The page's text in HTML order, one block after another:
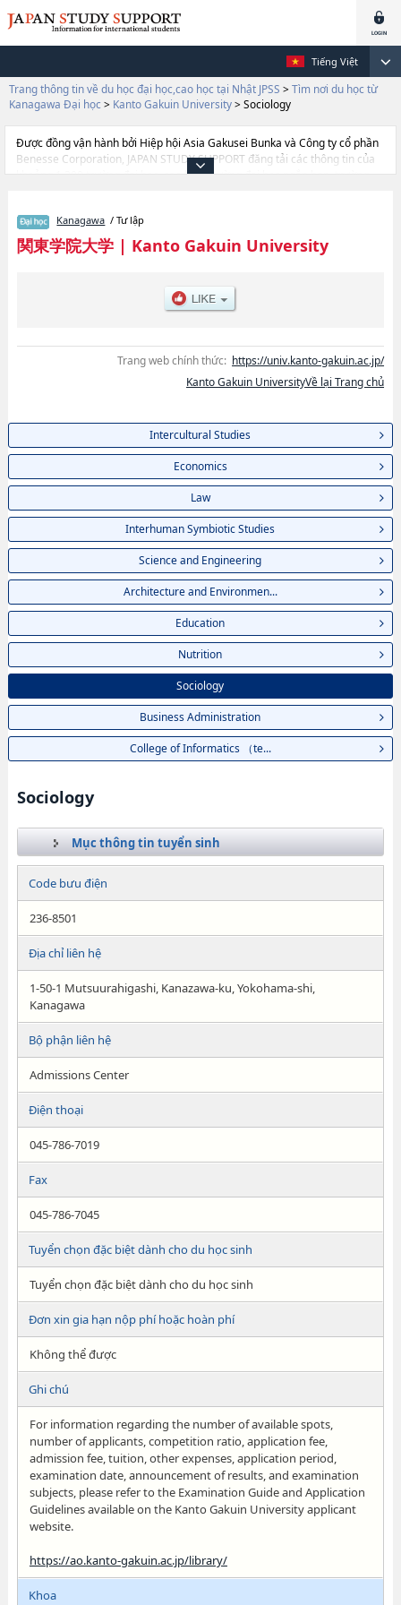
Tiếng Việt
Trang thông tin về du học đại học,cao học tại Nhật JPSS > Tìm nơi du học từ
Kanagawa Đại học > Kanto Gakuin University> Sociology
Được đồng vận hành bởi Hiệp hội Asia Gakusei Bunka và Công ty cổ phần
Benesse Corporation, JAPAN STUDY SUPPORT đăng tải các thông tin của
khoảng 1.300 trường đại học, cao học, trường đại học ngắn hạn, trường
tin cần thiết dành cho du học sinh, như là về các Ngành Intercultural
StudieshoặcNgành EconomicshoặcNgành LawhoặcNgành Interhuman
Symbiotic StudieshoặcNgành Science and EngineeringhoặcNgành
NutritionhoặcNgành SociologyhoặcNgành Business
AdministrationhoặcNgành College of Informatics （tentative）, thông tin
Kanagawa / Tư lập
関東学院大学| Kanto Gakuin University
Trang web chính thức: https://univ.kanto-gakuin.ac.jp/
Kanto Gakuin UniversityVề lại Trang chủ
Intercultural Studies
Economics
Law
Interhuman Symbiotic Studies
Science and Engineering
Architecture and Environmen...
Education
Nutrition
Sociology
Business Administration
College of Informatics （te...
Sociology
Mục thông tin tuyển sinh
Code bưu điện
236-8501
Địa chỉ liên hệ
1-50-1 Mutsuurahigashi, Kanazawa-ku, Yokohama-shi,
Kanagawa
Bộ phận liên hệ
Admissions Center
Điện thoại
045-786-7019
Fax
045-786-7045
Tuyển chọn đặc biệt dành cho du học sinh
Tuyển chọn đặc biệt dành cho du học sinh
Đơn xin gia hạn nộp phí hoặc hoàn phí
Không thể được
Ghi chú
For information regarding the number of available spots,
number of applicants, competition ratio, application fee,
admission fee, tuition, other expenses, application period,
examination date, announcement of results, and examination
subjects, please refer to the Examination Guide and Application
Guidelines available on the Kanto Gakuin University applicant
website.
https://ao.kanto-gakuin.ac.jp/library/
Khoa